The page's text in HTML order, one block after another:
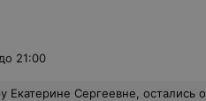
до 21:00
и самое главное профессионал своего дела, всё доступно объяснила, составили на консультации план лечения, и уже ждём следующей встречи